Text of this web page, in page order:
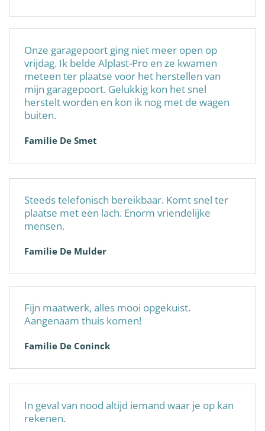
Onze garagepoort ging niet meer open op
vrijdag. Ik belde Alplast-Pro en ze kwamen
meteen ter plaatse voor het herstellen van
mijn garagepoort. Gelukkig kon het snel
herstelt worden en kon ik nog met de wagen
buiten.
Familie De Smet
Steeds telefonisch bereikbaar. Komt snel ter
plaatse met een lach. Enorm vriendelijke
mensen.
Familie De Mulder
Fijn maatwerk, alles mooi opgekuist.
Aangenaam thuis komen!
Familie De Coninck
In geval van nood altijd iemand waar je op kan
rekenen.